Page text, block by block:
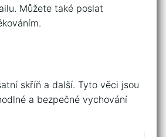
Můžete také poslat
skříň a další. Tyto věci jsou
a bezpečné vychování